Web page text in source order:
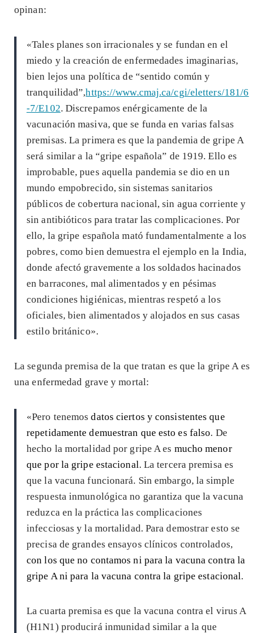
opinan:
«Tales planes son irracionales y se fundan en el
miedo y la creación de enfermedades imaginarias,
bien lejos una política de “sentido común y
tranquilidad”,https://www.cmaj.ca/cgi/eletters/181/6
-7/E102. Discrepamos enérgicamente de la
vacunación masiva, que se funda en varias falsas
premisas. La primera es que la pandemia de gripe A
será similar a la “gripe española” de 1919. Ello es
improbable, pues aquella pandemia se dio en un
mundo empobrecido, sin sistemas sanitarios
públicos de cobertura nacional, sin agua corriente y
sin antibióticos para tratar las complicaciones. Por
ello, la gripe española mató fundamentalmente a los
pobres, como bien demuestra el ejemplo en la India,
donde afectó gravemente a los soldados hacinados
en barracones, mal alimentados y en pésimas
condiciones higiénicas, mientras respetó a los
oficiales, bien alimentados y alojados en sus casas
estilo británico».
La segunda premisa de la que tratan es que la gripe A es
una enfermedad grave y mortal:
«Pero tenemosdatos ciertos y consistentes que
repetidamente demuestran que esto es falso. De
hecho la mortalidad por gripe A es mucho menor
que por la gripe estacional. La tercera premisa es
que la vacuna funcionará. Sin embargo, la simple
respuesta inmunológica no garantiza que la vacuna
reduzca en la práctica las complicaciones
infecciosas y la mortalidad. Para demostrar esto se
precisa de grandes ensayos clínicos controlados,
con los que no contamos ni para la vacuna contra la
gripe A ni para la vacuna contra la gripe estacional.
La cuarta premisa es que la vacuna contra el virus A
(H1N1) producirá inmunidad similar a la que